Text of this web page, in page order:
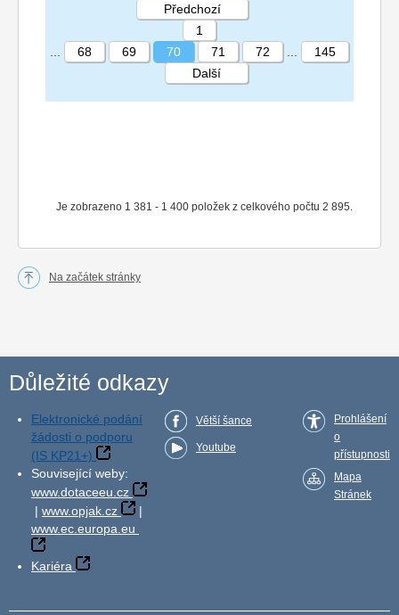
STRÁNKA 70 145
Je zobrazeno 1 381 - 1 400 položek z celkového počtu 2 895.
Předchozí
1
68 69 70 71 72
145
Další
Na začátek stránky
Důležité odkazy
Elektronické podání
žádosti o podporu
(IS KP21+)
Související weby:
www.dotaceeu.cz
| www.opjak.cz
|
www.ec.europa.eu
Kariéra
Větší šance
Youtube
Prohlášení
o
přístupnosti
Mapa
Stránek